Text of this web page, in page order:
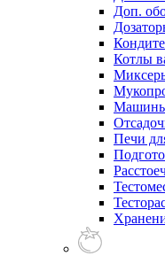
Доп.
Котлы
Машины
Печи